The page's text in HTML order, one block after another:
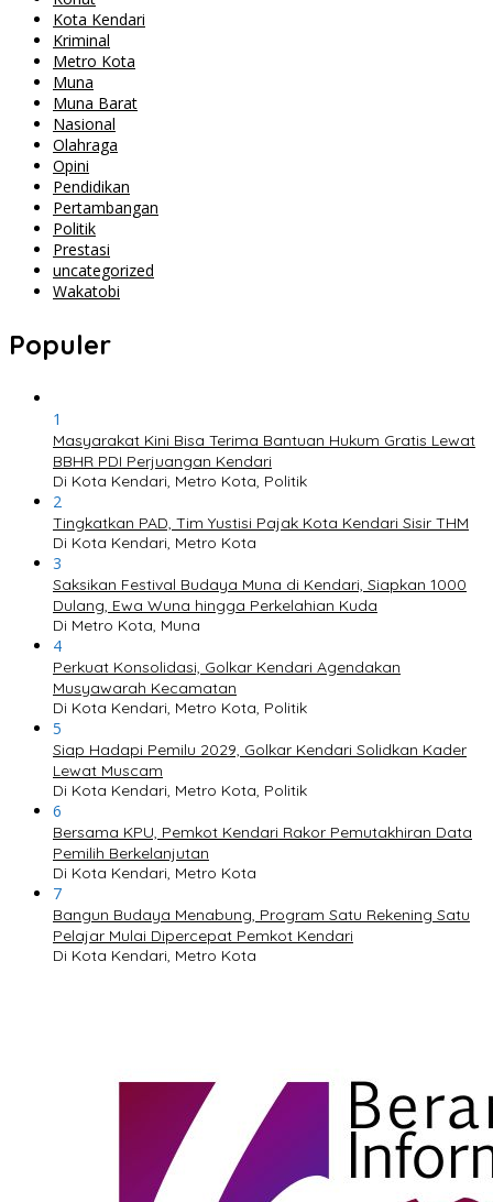
Kota Kendari
Kriminal
Metro Kota
Muna
Muna Barat
Nasional
Olahraga
Opini
Pendidikan
Pertambangan
Politik
Prestasi
uncategorized
Wakatobi
Populer
1
Masyarakat Kini Bisa Terima Bantuan Hukum Gratis Lewat
BBHR PDI Perjuangan Kendari
Di Kota Kendari, Metro Kota, Politik
2
Tingkatkan PAD, Tim Yustisi Pajak Kota Kendari Sisir THM
Di Kota Kendari, Metro Kota
3
Saksikan Festival Budaya Muna di Kendari, Siapkan 1000
Dulang, Ewa Wuna hingga Perkelahian Kuda
Di Metro Kota, Muna
4
Perkuat Konsolidasi, Golkar Kendari Agendakan
Musyawarah Kecamatan
Di Kota Kendari, Metro Kota, Politik
5
Siap Hadapi Pemilu 2029, Golkar Kendari Solidkan Kader
Lewat Muscam
Di Kota Kendari, Metro Kota, Politik
6
Bersama KPU, Pemkot Kendari Rakor Pemutakhiran Data
Pemilih Berkelanjutan
Di Kota Kendari, Metro Kota
7
Bangun Budaya Menabung, Program Satu Rekening Satu
Pelajar Mulai Dipercepat Pemkot Kendari
Di Kota Kendari, Metro Kota